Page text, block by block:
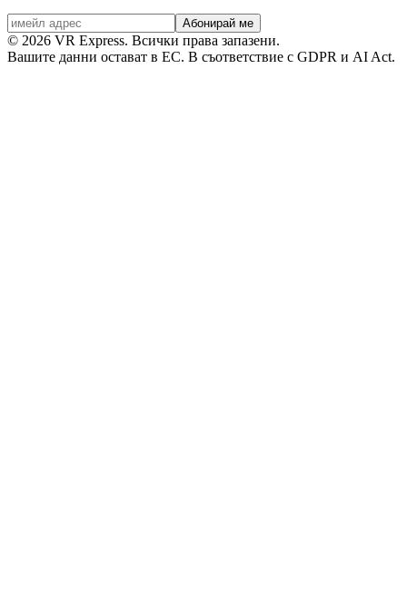
Абонирай ме
© 2026 VR Express. Всички права запазени.
Вашите данни остават в ЕС. В съответствие с GDPR и AI Act.